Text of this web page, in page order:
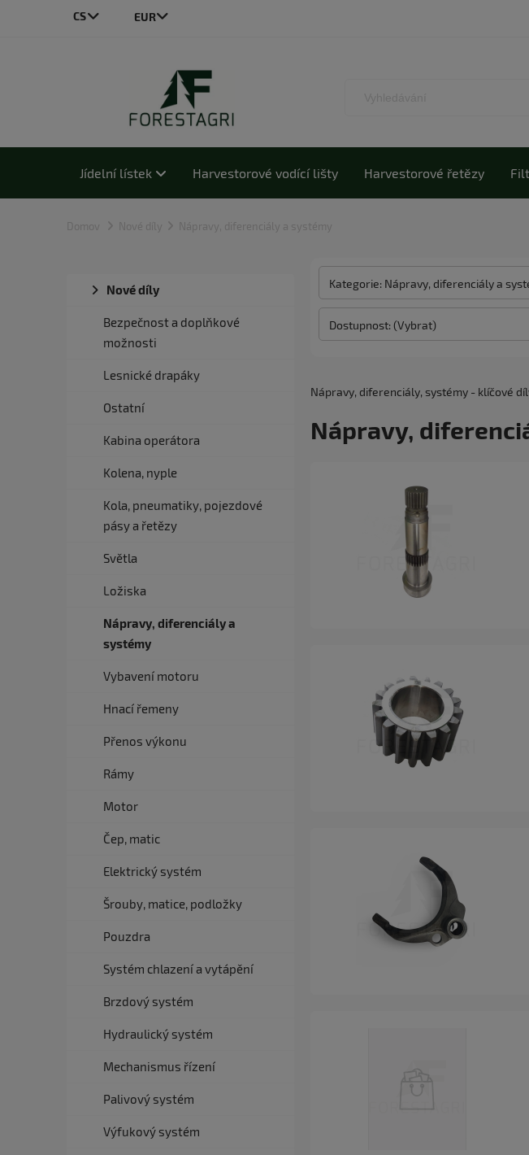
CS
Jídelní lístek Harvestorové vodící lišty Harvestorové řetězy
Domov Nové díly Nápravy, diferenciály a systémy
Nové díly
Bezpečnost a doplňkové
možnosti
Lesnické drapáky
Ostatní
Kabina operátora
Kolena, nyple
Kola, pneumatiky, pojezdové
pásy a řetězy
Světla
Ložiska
Nápravy, diferenciály a
systémy
Vybavení motoru
Hnací řemeny
Přenos výkonu
Rámy
Motor
Čep, matic
Elektrický systém
Šrouby, matice, podložky
Pouzdra
Systém chlazení a vytápění
Brzdový systém
Hydraulický systém
Mechanismus řízení
Palivový systém
Výfukový systém
Kategorie: Nápravy, diferenciály a
Dostupnost: (Vybrat)
Nápravy, diferenciály, systémy - klíčové
Nápravy,